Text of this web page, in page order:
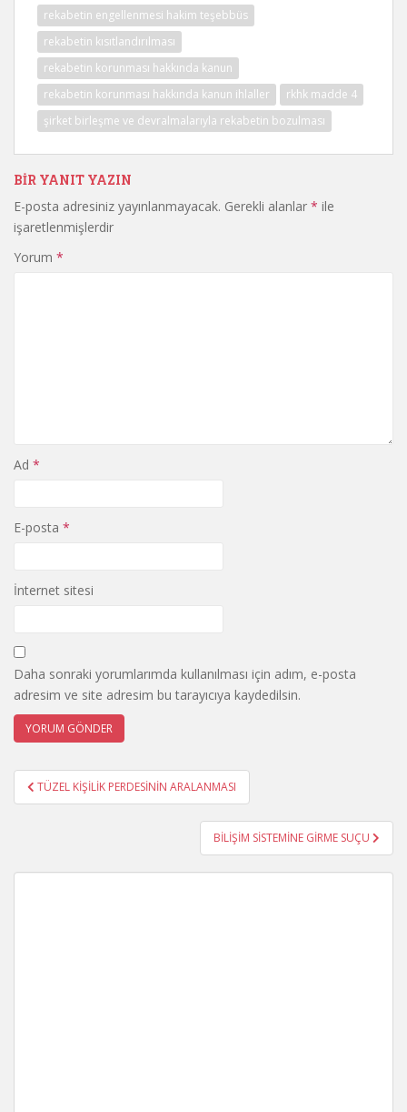
rekabetin engellenmesi hakim teşebbüs
rekabetin kısıtlandırılması
rekabetin korunması hakkında kanun
rekabetin korunması hakkında kanun ihlaller
rkhk madde 4
şirket birleşme ve devralmalarıyla rekabetin bozulması
BIR YANIT YAZIN
E-posta adresiniz yayınlanmayacak. Gerekli alanlar * ile
işaretlenmişlerdir
Yorum *
Ad *
E-posta *
İnternet sitesi
Daha sonraki yorumlarımda kullanılması için adım, e-posta
adresim ve site adresim bu tarayıcıya kaydedilsin.
Yazı
gezinmesi
TÜZEL KİŞİLİK PERDESİNİN ARALANMASI
BİLİŞİM SİSTEMİNE GİRME SUÇU